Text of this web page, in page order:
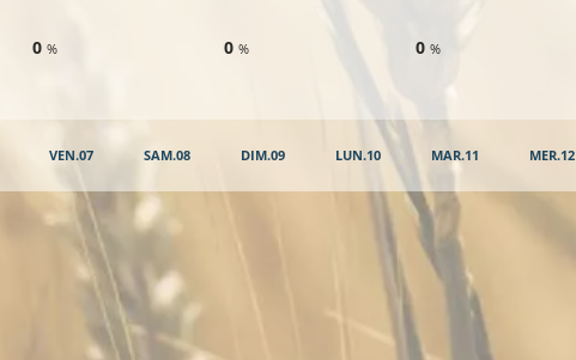
0% 0% 0%
VEN.07 SAM.08 DIM.09 LUN.10 MAR.11 MER.12